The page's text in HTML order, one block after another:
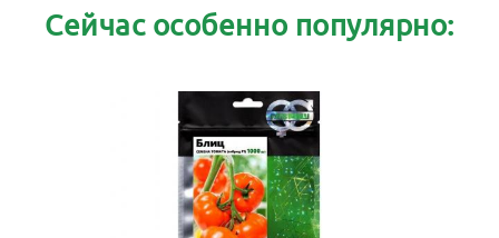
Сейчас особенно популярно: